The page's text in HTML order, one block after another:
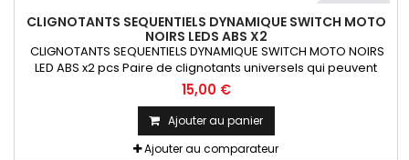
CLIGNOTANTS SEQUENTIELS DYNAMIQUE SWITCH MOTO
NOIRS LEDS ABS X2
CLIGNOTANTS SEQUENTIELS DYNAMIQUE SWITCH MOTO NOIRS
LED ABS x2 pcs Paire de clignotants universels qui peuvent
être adaptables sur toutes motos ou scooters
15,00 €
Ajouter au panier
Ajouter au comparateur